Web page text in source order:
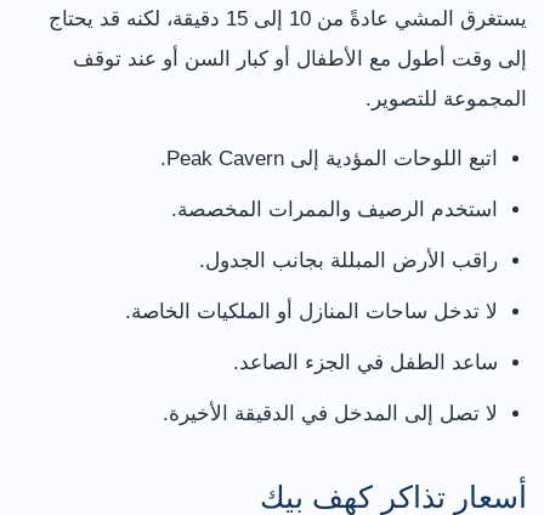
يستغرق المشي عادةً من 10 إلى 15 دقيقة، لكنه قد يحتاج
إلى وقت أطول مع الأطفال أو كبار السن أو عند توقف
المجموعة للتصوير.
اتبع اللوحات المؤدية إلى Peak Cavern.
استخدم الرصيف والممرات المخصصة.
راقب الأرض المبللة بجانب الجدول.
لا تدخل ساحات المنازل أو الملكيات الخاصة.
ساعد الطفل في الجزء الصاعد.
لا تصل إلى المدخل في الدقيقة الأخيرة.
أسعار تذاكر كهف بيك